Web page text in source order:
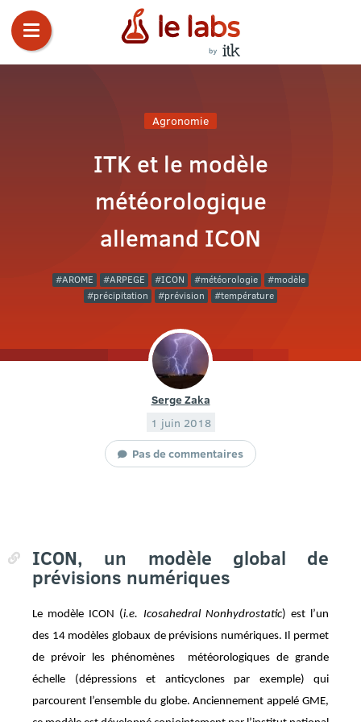
Agronomie
ITK et le modèle
météorologique
allemand ICON
AROME ARPEGE ICON météorologie
modèle
précipitation
prévision température
Serge Zaka
1 juin 2018
Pas de commentaires
ICON, un modèle global de
prévisions numériques
Le modèle ICON (i.e. Icosahedral Nonhydrostatic) est l’un
des 14 modèles globaux de prévisions numériques. Il permet
de prévoir les phénomènes météorologiques de grande
échelle (dépressions et anticyclones par exemple) qui
parcourent l’ensemble du globe. Anciennement appelé GME,